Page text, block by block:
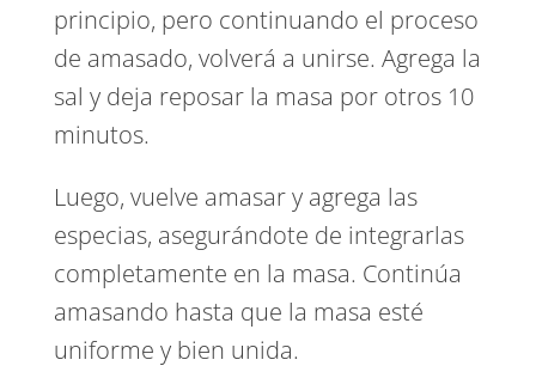
principio, pero continuando el proceso
de amasado, volverá a unirse. Agrega la
sal y deja reposar la masa por otros 10
minutos.
Luego, vuelve amasar y agrega las
especias, asegurándote de integrarlas
completamente en la masa. Continúa
amasando hasta que la masa esté
uniforme y bien unida.